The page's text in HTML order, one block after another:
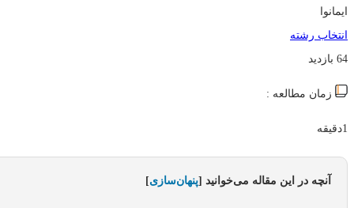
ایمانوا
انتخاب رشته
64 بازدید
زمان مطالعه :
1دقیقه
آنچه در این مقاله می‌خوانید [پنهان‌سازی]